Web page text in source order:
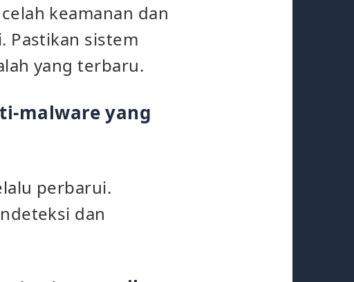
keamanan dan
Pastikan sistem
yang terbaru.
malware yang
perbarui.
dan